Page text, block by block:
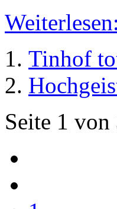
Tinhof
Seite 1 von